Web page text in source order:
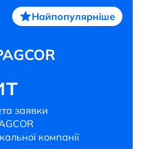
Найпопулярніше
заявки
компанії